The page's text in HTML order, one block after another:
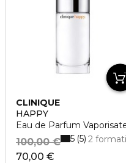
CLINIQUE
HAPPY
Eau de Parfum
70,00 €
100,00 € 2 formati
5 5